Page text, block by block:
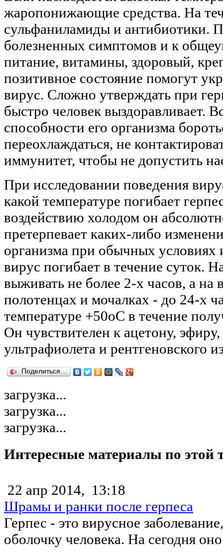
жаропонижающие средства. На
сульфаниламиды и антибиотики.
болезненных симптомов и к
питание, витамины, здоровый,
позитивное состояние помогут
вирус. Сложно утверждать при
быстро человек выздоравливает.
способности его организма
переохлаждаться, не
иммунитет, чтобы не допустить
При исследовании поведения
какой температуре погибает
воздействию холодом он
претерпевает каких-либо
организма при обычных
вирус погибает в течение суток.
выживать не более 2-х часов, а
полотенцах и мочалках - до 24-х
температуре +50оС в течение
Он чувствителен к ацетону,
ультрафиолета и рентгеновского
Поделиться…
загрузка...
загрузка...
загрузка...
Интересные материалы по этой
22 апр 2014, 13:18
Шрамы и ранки после герпеса
Герпес - это вирусное
оболочку человека. На сегодня